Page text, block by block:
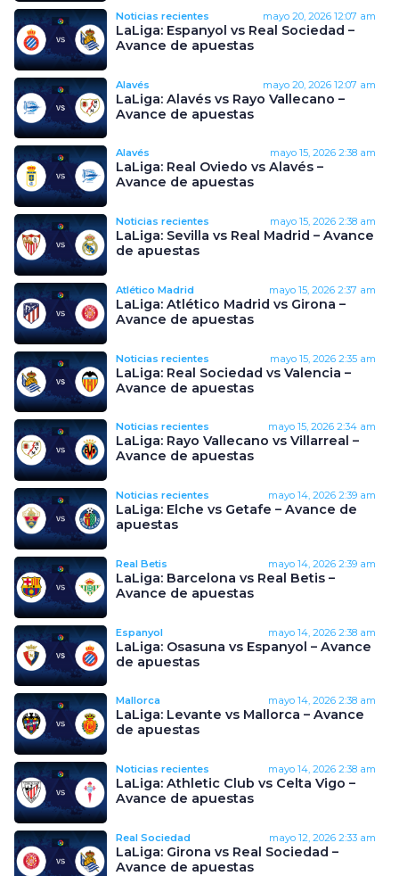
Noticias recientes mayo 20, 2026 12:07 am
LaLiga: Espanyol vs Real Sociedad –
Avance de apuestas
Alavés mayo 20, 2026 12:07 am
LaLiga: Alavés vs Rayo Vallecano –
Avance de apuestas
Alavés mayo 15, 2026 2:38 am
LaLiga: Real Oviedo vs Alavés –
Avance de apuestas
Noticias recientes mayo 15, 2026 2:38 am
LaLiga: Sevilla vs Real Madrid – Avance
de apuestas
Atlético Madrid mayo 15, 2026 2:37 am
LaLiga: Atlético Madrid vs Girona –
Avance de apuestas
Noticias recientes mayo 15, 2026 2:35 am
LaLiga: Real Sociedad vs Valencia –
Avance de apuestas
Noticias recientes mayo 15, 2026 2:34 am
LaLiga: Rayo Vallecano vs Villarreal –
Avance de apuestas
Noticias recientes mayo 14, 2026 2:39 am
LaLiga: Elche vs Getafe – Avance de
apuestas
Real Betis mayo 14, 2026 2:39 am
LaLiga: Barcelona vs Real Betis –
Avance de apuestas
Espanyol mayo 14, 2026 2:38 am
LaLiga: Osasuna vs Espanyol – Avance
de apuestas
Mallorca mayo 14, 2026 2:38 am
LaLiga: Levante vs Mallorca – Avance
de apuestas
Noticias recientes mayo 14, 2026 2:38 am
LaLiga: Athletic Club vs Celta Vigo –
Avance de apuestas
Real Sociedad mayo 12, 2026 2:33 am
LaLiga: Girona vs Real Sociedad –
Avance de apuestas